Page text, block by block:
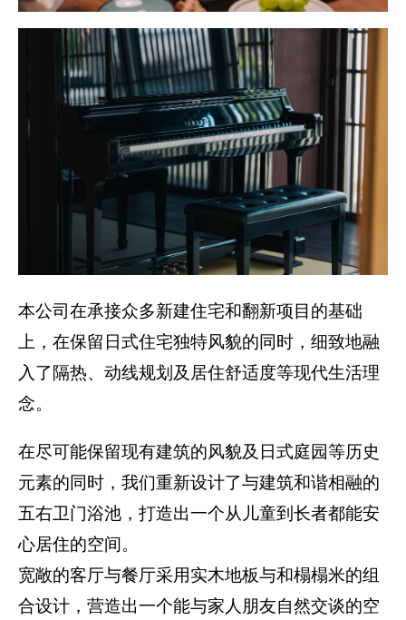
本公司在承接众多新建住宅和翻新项目的基础
上，在保留日式住宅独特风貌的同时，细致地融
入了隔热、动线规划及居住舒适度等现代生活理
念。
在尽可能保留现有建筑的风貌及日式庭园等历史
元素的同时，我们重新设计了与建筑和谐相融的
五右卫门浴池，打造出一个从儿童到长者都能安
心居住的空间。
宽敞的客厅与餐厅采用实木地板与和榻榻米的组
合设计，营造出一个能与家人朋友自然交谈的空